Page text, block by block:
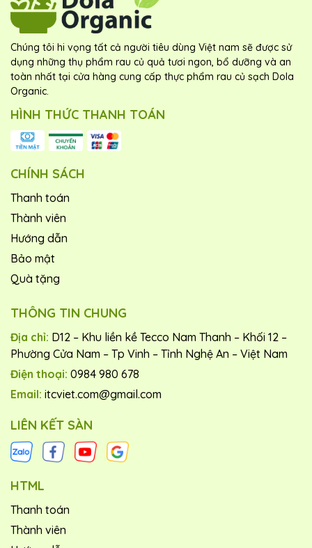
Chúng tôi hi vọng tất cả người tiêu dùng Việt nam sẽ được sử
dụng những thụ phẩm rau củ quả tươi ngon, bổ dưỡng và an
toàn nhất tại cửa hàng cung cấp thực phẩm rau củ sạch Dola
Organic.
HÌNH THỨC THANH TOÁN
CHÍNH SÁCH
Thanh toán
Thành viên
Hướng dẫn
Bảo mật
Quà tặng
THÔNG TIN CHUNG
Địa chỉ: D12 – Khu liền kề Tecco Nam Thanh – Khối 12 –
Phường Cửa Nam – Tp Vinh – Tỉnh Nghệ An – Việt Nam
Điện thoại: 0984 980 678
Email: itcviet.com@gmail.com
LIÊN KẾT SÀN
HTML
Thanh toán
Thành viên